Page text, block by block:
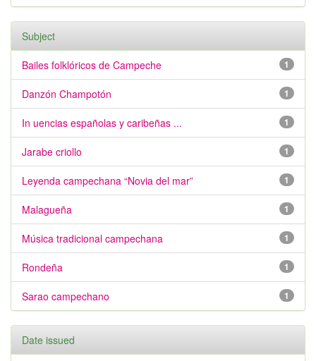
Subject
1
Bailes folklóricos de Campeche
1
Danzón Champotón
1
In uencias españolas y caribeñas ...
1
Jarabe criollo
1
Leyenda campechana “Novia del mar”
1
Malagueña
1
Música tradicional campechana
1
Rondeña
1
Sarao campechano
Date issued